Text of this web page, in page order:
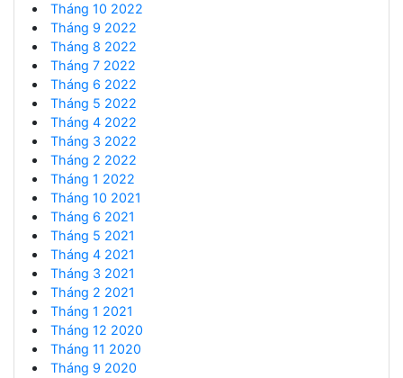
Tháng 10 2022
Tháng 9 2022
Tháng 8 2022
Tháng 7 2022
Tháng 6 2022
Tháng 5 2022
Tháng 4 2022
Tháng 3 2022
Tháng 2 2022
Tháng 1 2022
Tháng 10 2021
Tháng 6 2021
Tháng 5 2021
Tháng 4 2021
Tháng 3 2021
Tháng 2 2021
Tháng 1 2021
Tháng 12 2020
Tháng 11 2020
Tháng 9 2020